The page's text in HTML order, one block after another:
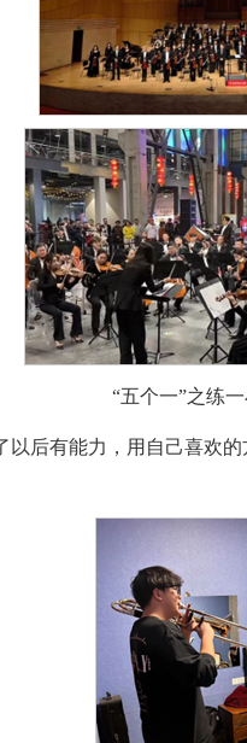
“五个一”之练
后有能力，用自己喜欢